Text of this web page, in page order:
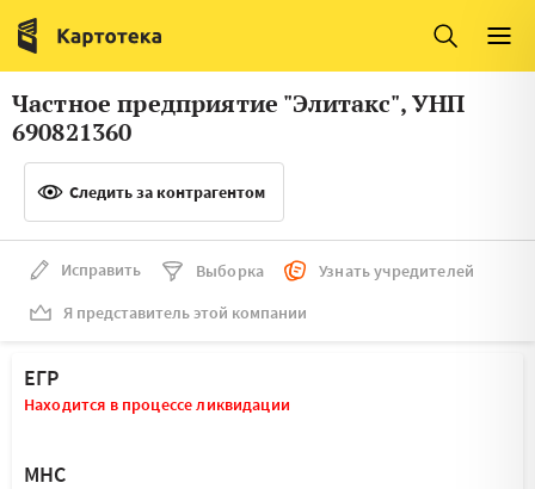
Италия
Люксембург
Литва
Латвия
Словения
Франция
Финляндия
Швеция
Мальта
Частное предприятие "Элитакс", УНП
690821360
Следить за контрагентом
Исправить Выборка
Узнать учредителей
Я представитель этой компании
ЕГР
Находится в процессе ликвидации
МНС